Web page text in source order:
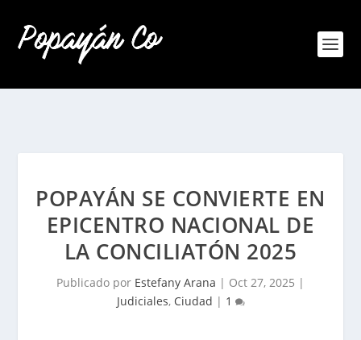
POPAYÁN SE CONVIERTE EN
EPICENTRO NACIONAL DE
LA CONCILIATÓN 2025
Publicado por Estefany Arana | Oct 27, 2025 |
Judiciales, Ciudad | 1